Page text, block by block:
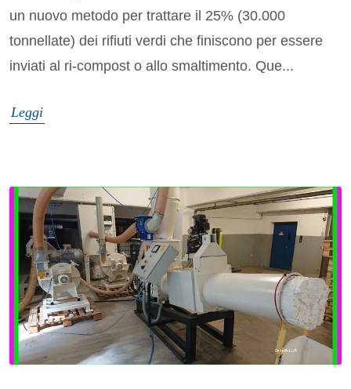
un nuovo metodo per trattare il 25% (30.000
tonnellate) dei rifiuti verdi che finiscono per essere
inviati al ri-compost o allo smaltimento. Que...
Leggi